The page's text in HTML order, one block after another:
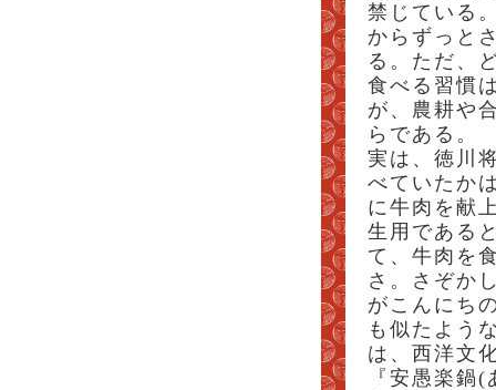
禁じている
からずっと
る。ただ、
食べる習慣
が、農耕や
らである。
実は、徳川
べていたか
に牛肉を献
生用である
て、牛肉を
さ。さぞか
がこんにち
も似たよう
は、西洋文
『安愚楽鍋